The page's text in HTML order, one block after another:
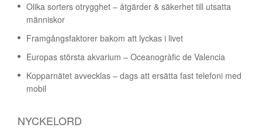
Olika sorters otrygghet – åtgärder & säkerhet till utsatta
människor
Framgångsfaktorer bakom att lyckas i livet
Europas största akvarium – Oceanogràfic de Valencia
Kopparnätet avvecklas – dags att ersätta fast telefoni med
mobil
NYCKELORD